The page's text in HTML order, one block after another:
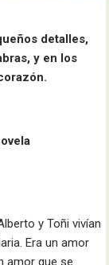
detalles,
y en los
y Toñi vivían
Era un amor
amor que se